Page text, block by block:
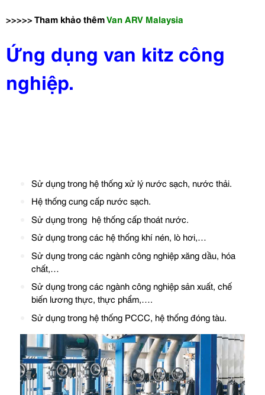
>>>>> Tham khảo thêmVan ARV Malaysia
Ứng dụng van kitz công
nghiệp.
Sử dụng trong hệ thống xử lý nước sạch, nước thải.
Hệ thống cung cấp nước sạch.
Sử dụng trong hệ thống cấp thoát nước.
Sử dụng trong các hệ thống khí nén, lò hơi,…
Sử dụng trong các ngành công nghiệp xăng dầu, hóa
chất,…
Sử dụng trong các ngành công nghiệp sản xuất, chế
biến lương thực, thực phẩm,….
Sử dụng trong hệ thống PCCC, hệ thống đóng tàu.